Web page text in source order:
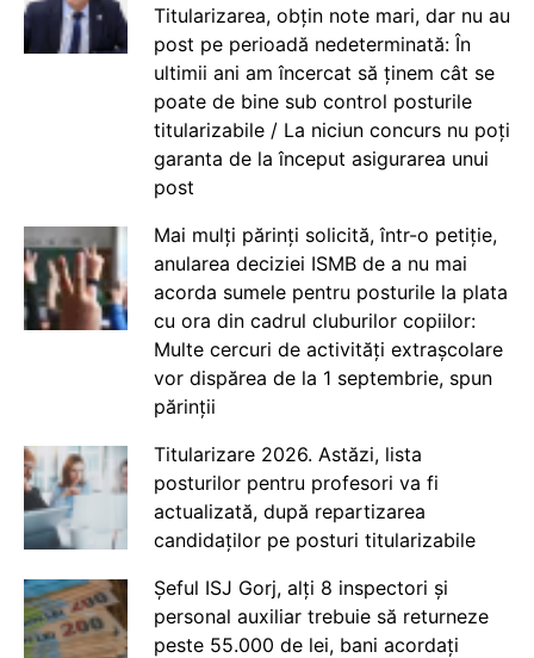
Titularizarea, obțin note mari, dar nu au
post pe perioadă nedeterminată: În
ultimii ani am încercat să ținem cât se
poate de bine sub control posturile
titularizabile / La niciun concurs nu poți
garanta de la început asigurarea unui
post
Mai mulți părinți solicită, într-o petiție,
anularea deciziei ISMB de a nu mai
acorda sumele pentru posturile la plata
cu ora din cadrul cluburilor copiilor:
Multe cercuri de activități extrașcolare
vor dispărea de la 1 septembrie, spun
părinții
Titularizare 2026. Astăzi, lista
posturilor pentru profesori va fi
actualizată, după repartizarea
candidaților pe posturi titularizabile
Șeful ISJ Gorj, alți 8 inspectori și
personal auxiliar trebuie să returneze
peste 55.000 de lei, bani acordați